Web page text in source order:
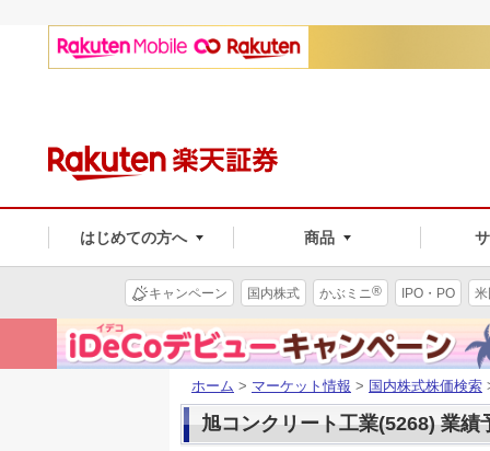
はじめての方へ 商品
キャンペーン 国内株式 かぶミニ® IPO・PO
ホーム > マーケット情報 > 国内株式株価検索
旭コンクリート工業(5268) 業績